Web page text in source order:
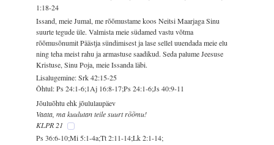
1:18-24
Issand, meie Jumal, me rõõmustame koos Neitsi Maarjaga Sinu
suurte tegude üle. Valmista meie südamed vastu võtma
rõõmusõnumit Päästja sündimisest ja lase sellel uuendada meie elu
ning teha meist rahu ja armastuse saadikud. Seda palume Jeesuse
Kristuse, Sinu Poja, meie Issanda läbi.
Lisalugemine: Srk 42:15-25
Õhtul: Ps 24:1-6;1Aj 16:8-17;Ps 24:1-6;Js 40:9-11
Jõuluõhtu ehk jõululaupäev
Vaata, ma kuulutan teile suurt rõõmu!
KLPR 21
Ps 36:6-10;Mi 5:1-4a;Tt 2:11-14;Lk 2:1-14;